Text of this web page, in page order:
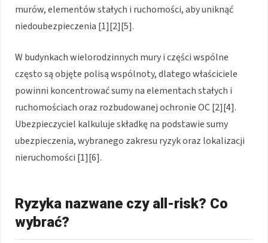
murów, elementów stałych i ruchomości, aby uniknąć
niedoubezpieczenia [1][2][5].
W budynkach wielorodzinnych mury i części wspólne
często są objęte polisą wspólnoty, dlatego właściciele
powinni koncentrować sumy na elementach stałych i
ruchomościach oraz rozbudowanej ochronie OC [2][4].
Ubezpieczyciel kalkuluje składkę na podstawie sumy
ubezpieczenia, wybranego zakresu ryzyk oraz lokalizacji
nieruchomości [1][6].
Ryzyka nazwane czy all-risk? Co
wybrać?